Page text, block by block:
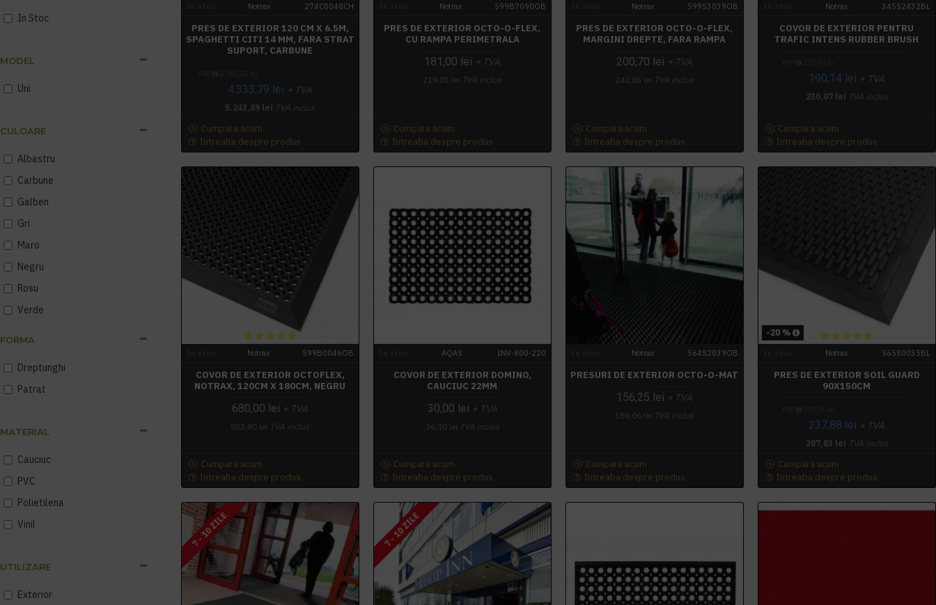
MODEL
Uni
CULOARE
Albastru
Carbune
Galben
Gri
Maro
Negru
Rosu
Verde
FORMA
Dreptunghi
Patrat
MATERIAL
Cauciuc
PVC
Polietilena
Vinil
UTILIZARE
Exterior
In Stoc
Notrax 274C0048CH
PRES DE EXTERIOR 120 CM X 6.5M,
SPAGHETTI CITI 14 MM, FARA STRAT
SUPORT, CARBUNE
4.333,79 lei + TVA
5.243,89 lei TVA inclus
Cumpara acum
Intreaba despre produs
Notrax 599B7090OB
PRES DE EXTERIOR OCTO-O-FLEX,
CU RAMPA PERIMETRALA
181,00 lei + TVA
219,01 lei TVA inclus
Cumpara acum
Intreaba despre produs
Notrax 599S3039OB
PRES DE EXTERIOR OCTO-O-FLEX,
MARGINI DREPTE, FARA RAMPA
200,70 lei + TVA
242,85 lei TVA inclus
Cumpara acum
Intreaba despre produs
Notrax 345S2432BL
COVOR DE EXTERIOR PENTRU
TRAFIC INTENS RUBBER BRUSH
190,14 lei + TVA
230,07 lei TVA inclus
Cumpara acum
Intreaba despre produs
Notrax 599B0046OB
COVOR DE EXTERIOR OCTOFLEX,
NOTRAX, 120CM X 180CM, NEGRU
680,00 lei + TVA
822,80 lei TVA inclus
Cumpara acum
Intreaba despre produs
AQAS INV-800-220
COVOR DE EXTERIOR DOMINO,
CAUCIUC 22MM
30,00 lei + TVA
36,30 lei TVA inclus
Cumpara acum
Intreaba despre produs
Notrax 564S2039OB
PRESURI DE EXTERIOR OCTO-O-MAT
156,25 lei + TVA
189,06 lei TVA inclus
Cumpara acum
Intreaba despre produs
-20 %
Notrax 565S0035BL
PRES DE EXTERIOR SOIL GUARD
90X150CM
237,88 lei + TVA
287,83 lei TVA inclus
Cumpara acum
Intreaba despre produs
7 - 10 ZILE 7 - 10 ZILE